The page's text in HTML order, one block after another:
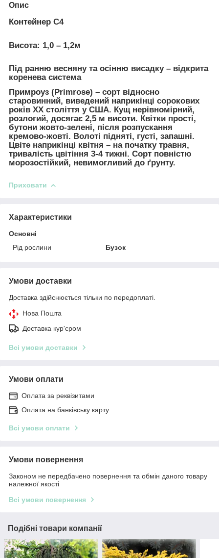
Опис
Контейнер С4
Висота: 1,0 – 1,2м
Під ранню весняну та осінню висадку – відкрита
коренева система
Примроуз (Primrose) – сорт відносно
старовинний, виведений наприкінці сорокових
років XX століття у США. Кущ нерівномірний,
розлогий, досягає 2,5 м висоти. Квітки прості,
бутони жовто-зелені, після розпускання
кремово-жовті. Волоті підняті, густі, запашні.
Цвіте наприкінці квітня – на початку травня,
тривалість цвітіння 3-4 тижні. Сорт повністю
морозостійкий, невимогливий до ґрунту.
Приховати
Характеристики
Основні
Рід рослини
Бузок
Умови доставки
Доставка здійснюється тільки по передоплаті.
Нова Пошта
Доставка кур'єром
Всі умови доставки
Умови оплати
Оплата за реквізитами
Оплата на банківську карту
Всі умови оплати
Умови повернення
Законом не передбачено повернення та обмін даного товару
належної якості
Всі умови повернення
Подібні товари компанії